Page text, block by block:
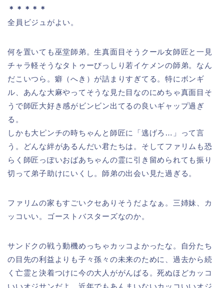
＊＊＊＊＊
全員ビジュがよい。
何を置いても巫堂師弟。生真面目そうクール女師匠と一見
チャラ軽そうなタトゥーびっしり若イケメンの師弟。なん
だこいつら。癖（へき）が詰まりすぎてる。特にボンギ
ル、あんな大麻やってそうな見た目なのにめちゃ真面目そ
うで師匠大好き感がビンビン出てるの良いギャップ過ぎ
る。
しかも大ピンチの時ちゃんと師匠に「逃げろ…」って言
う。どんな絆があるんだい君たちは。そしてファリムも恐
らく師匠っぽいおばあちゃんの霊に引き留められても振り
切って弟子助けにいくし。師弟の出会い見た過ぎる。
ファリムの家もすごいクセありそうだよなぁ。三姉妹、カ
ッコいい。ゴーストバスターズなのか。
サンドクの戦う動機めっちゃカッコよかったな。自分たち
の目先の利益よりも子々孫々の未来のために、過去から続
く亡霊と決着つけに今の大人ががんばる。死ぬほどカッコ